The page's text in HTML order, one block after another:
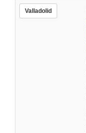
Valladolid